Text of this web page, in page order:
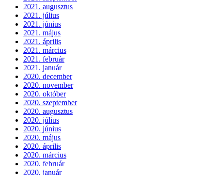
2021. augusztus
2021. július
2021. június
2021. május
2021. április
2021. március
2021. február
2021. január
2020. december
2020. november
2020. október
2020. szeptember
2020. augusztus
2020. július
2020. június
2020. május
2020. április
2020. március
2020. február
2020. január